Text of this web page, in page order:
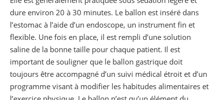
dure environ 20 à 30 minutes. Le ballon est inséré dans
l’estomac à l’aide d’un endoscope, un instrument fin et
flexible. Une fois en place, il est rempli d’une solution
saline de la bonne taille pour chaque patient. Il est
important de souligner que le ballon gastrique doit
toujours être accompagné d’un suivi médical étroit et d’un
programme visant à modifier les habitudes alimentaires et